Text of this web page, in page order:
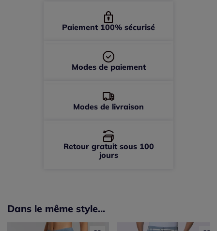
Paiement 100% sécurisé
Modes de paiement
Modes de livraison
Retour gratuit sous 100
jours
Dans le même style...